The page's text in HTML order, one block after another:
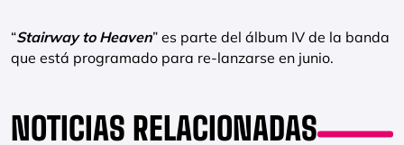
“Stairway to Heaven” es parte del álbum IV de la banda
que está programado para re-lanzarse en junio.
NOTICIAS RELACIONADAS